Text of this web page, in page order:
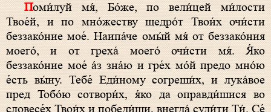
Поми́луй мя́, Бо́же, по вели́цей ми́лости
Твое́й, и по мно́жеству щедро́т Твои́х очи́сти
беззако́ние мое́. Наипа́че омы́й мя́ от беззако́ния
моего́, и от греха́ моего́ очи́сти мя́. Я́ко
беззако́ние мое́ а́з зна́ю и гре́х мо́й предо мно́ю
е́сть вы́ну. Тебе́ Еди́ному согреши́х, и лука́вое
пред Тобо́ю сотвори́х, я́ко да оправди́шися во
словесе́х Твои́х и победи́ши, внегда́ суди́ти Ти́. Се́